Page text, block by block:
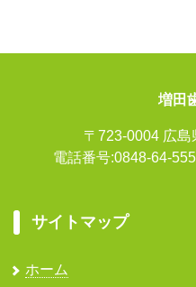
増田
〒723-0004 広
電話番号:0848-64-
サイトマップ
ホーム